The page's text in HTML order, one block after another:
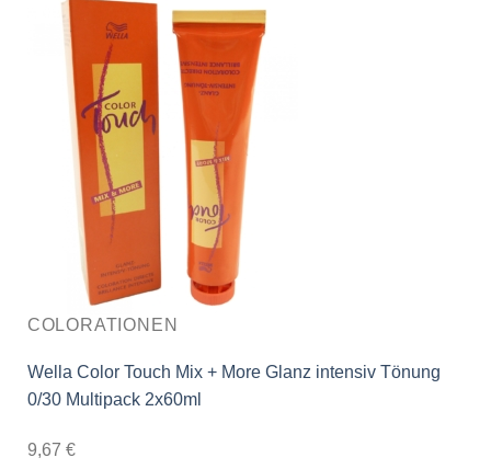
COLORATIONEN
Wella Color Touch Mix + More Glanz intensiv Tönung
0/30 Multipack 2x60ml
9,67 €